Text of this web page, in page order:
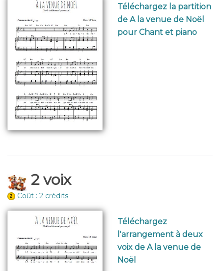
Téléchargez la partition
de A la venue de Noël
pour Chant et piano
2 voix
Coût : 2 crédits
Téléchargez
l'arrangement à deux
voix de A la venue de
Noël